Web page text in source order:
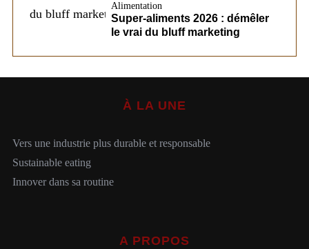
Alimentation
Super-aliments 2026 : démêler
le vrai du bluff marketing
À LA UNE
Vers une industrie plus durable et responsable
Sustainable eating
Innover dans sa routine
A PROPOS